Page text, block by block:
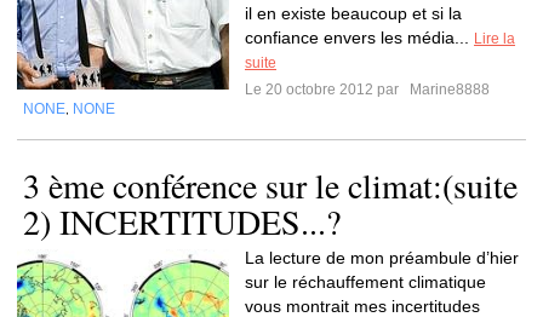
il en existe beaucoup et si la
confiance envers les média...
Lire la
suite
Le 20 octobre 2012 par
Marine8888
NONE NONE
3 ème conférence sur le climat:(suite
2) INCERTITUDES...?
La lecture de mon préambule d’hier
sur le réchauffement climatique
vous montrait mes incertitudes